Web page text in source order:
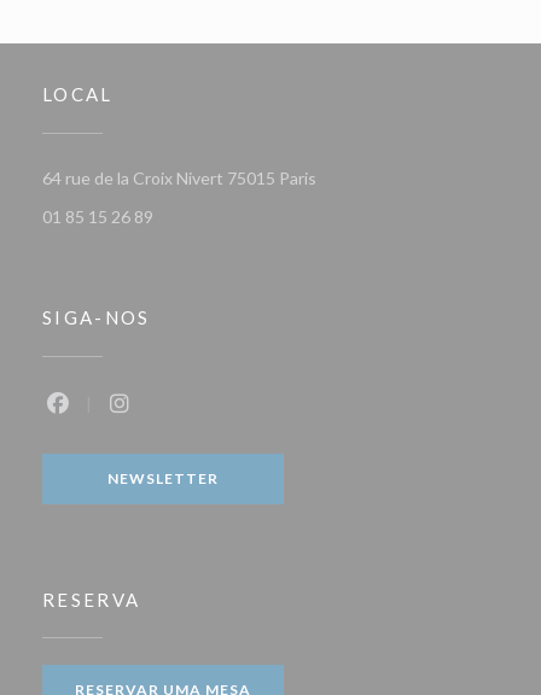
LOCAL
64 rue de la Croix Nivert 75015 Paris
01 85 15 26 89
SIGA-NOS
NEWSLETTER
RESERVA
RESERVAR UMA MESA